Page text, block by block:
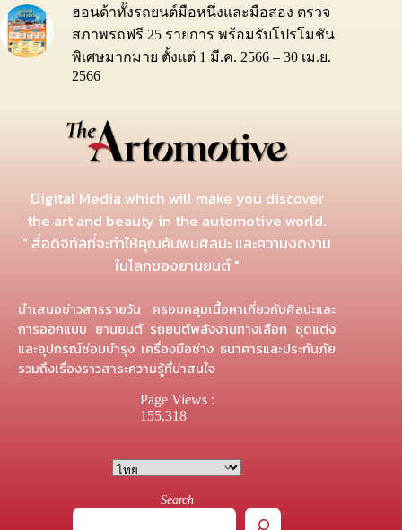
ฮอนด้าทั้งรถยนต์มือหนึ่งและมือสอง ตรวจ
สภาพรถฟรี 25 รายการ พร้อมรับโปรโมชัน
พิเศษมากมาย ตั้งแต่ 1 มี.ค. 2566 – 30 เม.ย.
2566
Digital Media which will make you discover
the art and beauty in the automotive world.
" สื่อดิจิทัลที่จะทำให้คุณค้นพบศิลปะ และความงดงาม
ในโลกของยานยนต์ "
นำเสนอข่าวสารรายวัน ครอบคลุมเนื้อหาเกี่ยวกับศิลปะและ
การออกแบบ ยานยนต์ รถยนต์พลังงานทางเลือก ชุดแต่ง
และอุปกรณ์ซ่อมบำรุง เครื่องมือช่าง ธนาคารและประกันภัย
รวมถึงเรื่องราวสาระความรู้ที่น่าสนใจ
Page Views :
155,318
Search